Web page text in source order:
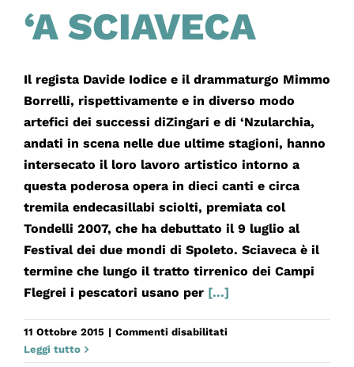
‘A SCIAVECA
Il regista Davide Iodice e il drammaturgo Mimmo
Borrelli, rispettivamente e in diverso modo
artefici dei successi diZingari e di ‘Nzularchia,
andati in scena nelle due ultime stagioni, hanno
intersecato il loro lavoro artistico intorno a
questa poderosa opera in dieci canti e circa
tremila endecasillabi sciolti, premiata col
Tondelli 2007, che ha debuttato il 9 luglio al
Festival dei due mondi di Spoleto. Sciaveca è il
termine che lungo il tratto tirrenico dei Campi
Flegrei i pescatori usano per [...]
11 Ottobre 2015 | Commenti disabilitatisu
Leggi tutto